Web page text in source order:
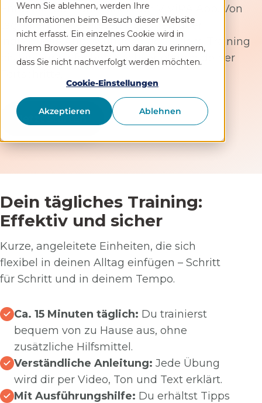
Wenn Sie ablehnen, werden Ihre
Informationen beim Besuch dieser Website
nicht erfasst. Ein einzelnes Cookie wird in
Ihrem Browser gesetzt, um daran zu erinnern,
dass Sie nicht nachverfolgt werden möchten.
Cookie-Einstellungen
Akzeptieren Ablehnen
Entdecke die Funktionen der ViViRA App. Von
täglichen, angeleiteten Übungen über
individuelle Anpassungen nach jedem Training
bis hin zur einfachen Nachverfolgung deiner
Jetzt starten
Dein tägliches Training:
Effektiv und sicher
Kurze, angeleitete Einheiten, die sich
flexibel in deinen Alltag einfügen – Schritt
für Schritt und in deinem Tempo.
Ca. 15 Minuten täglich: Du trainierst
bequem von zu Hause aus, ohne
zusätzliche Hilfsmittel.
Verständliche Anleitung: Jede Übung
wird dir per Video, Ton und Text erklärt.
Mit Ausführungshilfe: Du erhältst Tipps